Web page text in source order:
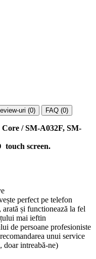
uri (0) FAQ (0)
/ SM-A032F, SM-
touch screen.
perfect pe telefon
și functionează la fel
mai ieftin
de persoane profesioniste
unui service
doar intreabă-ne)